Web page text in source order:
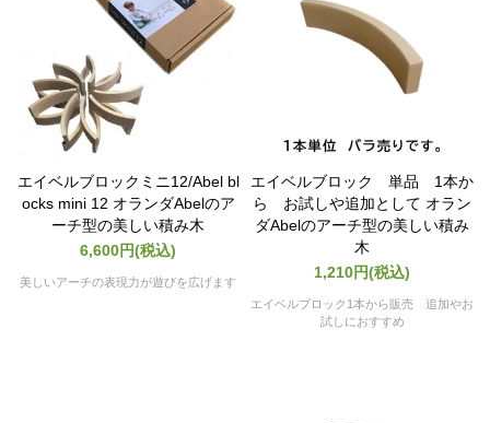
エイベルブロックミニ12/Abel bl
ocks mini 12 オランダAbelのア
ーチ型の美しい積み木
6,600円(税込)
美しいアーチの表現力が遊びを広げます
エイベルブロック 単品 1本か
ら お試しや追加として オラン
ダAbelのアーチ型の美しい積み
木
1,210円(税込)
エイベルブロック1本から販売 追加やお
試しにおすすめ